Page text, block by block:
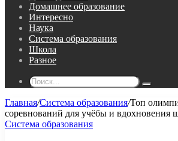
Домашнее образование
Интересно
Наука
Система образования
Школа
Разное
Поиск...
Главная/Система образования/Топ
соревнований для учёбы и вдохновения
Система образования